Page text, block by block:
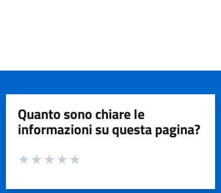
Quanto sono chiare le
informazioni su questa pagina?
Valuta da 1 a 5 stelle la pagina